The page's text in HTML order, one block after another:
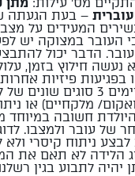
– בעת הגעתה
המעידים על
העובר במצוקה יש
הדבר יכול
נעשה חילוץ בזמן,
בפגיעות פיזיות
– כיום קיימים 3 סוגים
מלקחיים) או
חשובה במיוחד
של עובר ולמצבו.
ניתוח קיסרי ולא
הלידה לא תאם את
יהיה לתבוע בגין